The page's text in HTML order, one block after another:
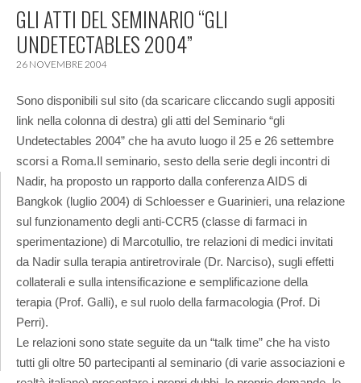
ETS
GLI ATTI DEL SEMINARIO “GLI
UNDETECTABLES 2004”
26 NOVEMBRE 2004
Sono disponibili sul sito (da scaricare cliccando sugli appositi
link nella colonna di destra) gli atti del Seminario “gli
Undetectables 2004” che ha avuto luogo il 25 e 26 settembre
scorsi a Roma.Il seminario, sesto della serie degli incontri di
Nadir, ha proposto un rapporto dalla conferenza AIDS di
Bangkok (luglio 2004) di Schloesser e Guarinieri, una relazione
sul funzionamento degli anti-CCR5 (classe di farmaci in
sperimentazione) di Marcotullio, tre relazioni di medici invitati
da Nadir sulla terapia antiretrovirale (Dr. Narciso), sugli effetti
collaterali e sulla intensificazione e semplificazione della
terapia (Prof. Galli), e sul ruolo della farmacologia (Prof. Di
Perri).
Le relazioni sono state seguite da un “talk time” che ha visto
tutti gli oltre 50 partecipanti al seminario (di varie associazioni e